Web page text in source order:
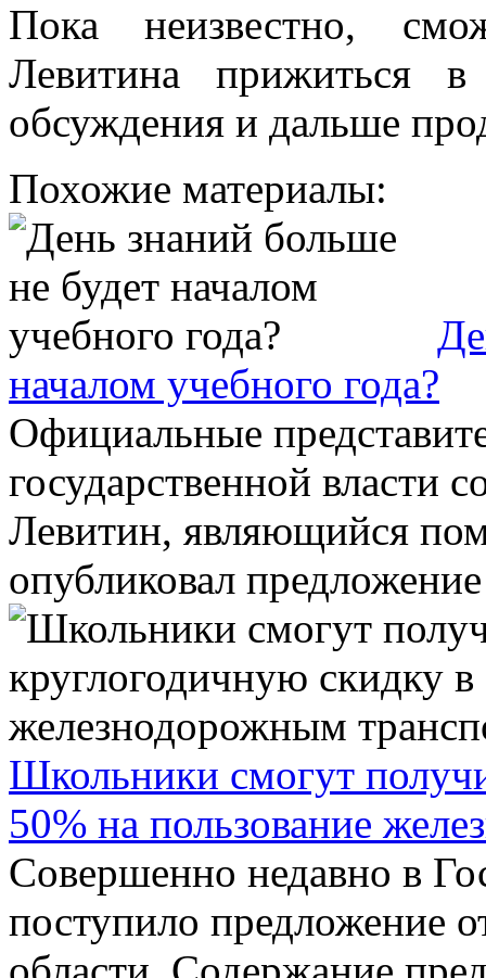
Пока неизвестно,
Левитина прижиться в
обсуждения и дальше
Похожие материалы:
началом учебного года?
Официальные
государственной власти
Левитин, являющийся
опубликовал
Школьники смогут
50% на пользование
Совершенно недавно в
поступило предложение